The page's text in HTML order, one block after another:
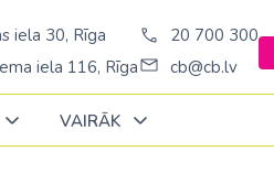
iela 30, Rīga
iela 116, Rīga
20 700 300
cb@cb.lv
VAIRĀK